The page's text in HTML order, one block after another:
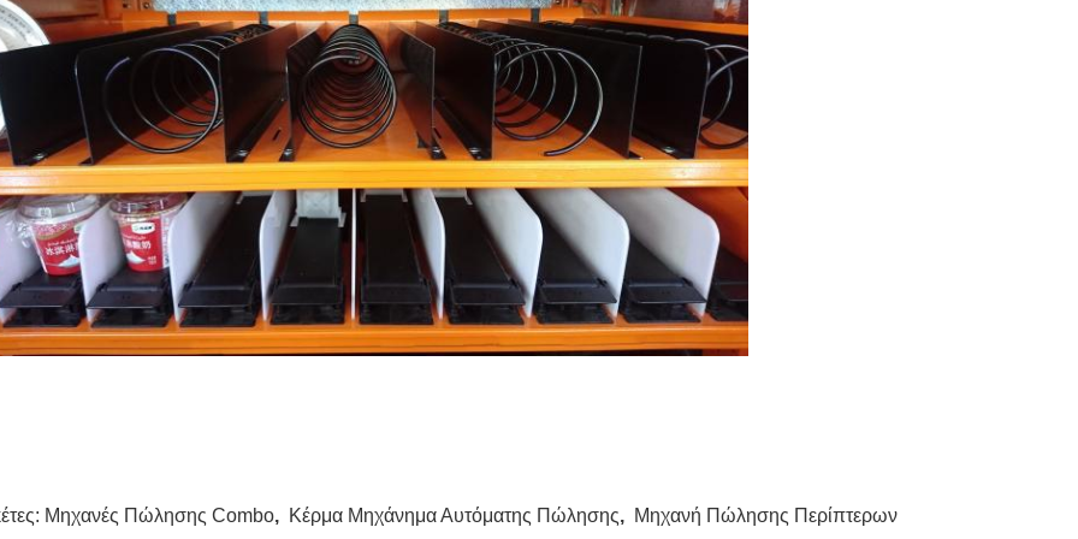
Μηχανές Πώλησης Combo, Κέρμα Μηχάνημα Αυτόματης Πώλησης, Μηχανή Πώλησης Περίπτερων